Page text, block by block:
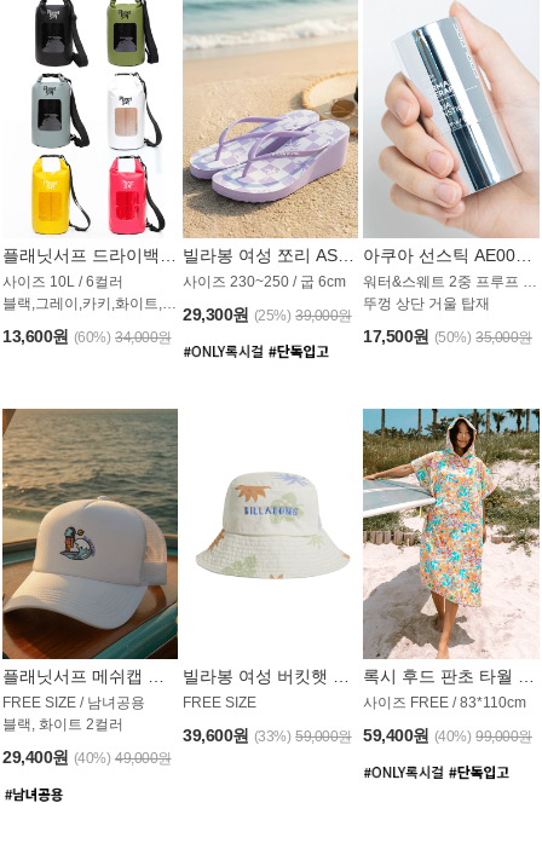
사이즈 10L / 6컬러
블랙,그레이,카키,화이트,옐로우,핑크
13,600원 (60%) 34,000원
사이즈 230~250 / 굽 6cm
29,300원 (25%) 39,000원
워터&스웨트 2중 프루프 / SPF 50+
뚜껑 상단 거울 탑재
17,500원 (50%) 35,000원
FREE SIZE / 남녀공용
블랙, 화이트 2컬러
29,400원 (40%) 49,000원
FREE SIZE
39,600원 (33%) 59,000원
사이즈 FREE / 83*110cm
59,400원 (40%) 99,000원